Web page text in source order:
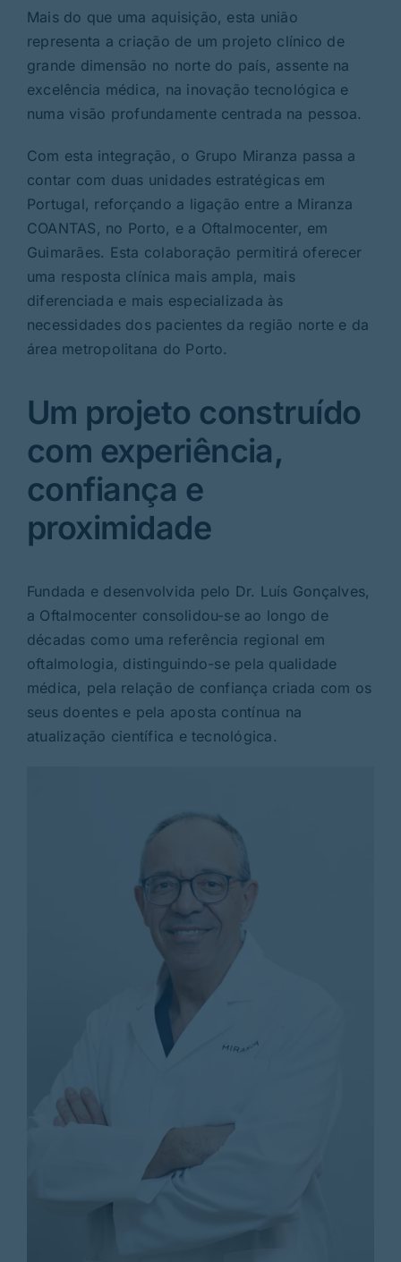
Mais do que uma aquisição, esta união
representa a criação de um projeto clínico de
grande dimensão no norte do país, assente na
excelência médica, na inovação tecnológica e
numa visão profundamente centrada na pessoa.
Com esta integração, o Grupo Miranza passa a
contar com duas unidades estratégicas em
Portugal, reforçando a ligação entre a Miranza
COANTAS, no Porto, e a Oftalmocenter, em
Guimarães. Esta colaboração permitirá oferecer
uma resposta clínica mais ampla, mais
diferenciada e mais especializada às
necessidades dos pacientes da região norte e da
área metropolitana do Porto.
Um projeto construído
com experiência,
confiança e
proximidade
Fundada e desenvolvida pelo Dr. Luís Gonçalves,
a Oftalmocenter consolidou-se ao longo de
décadas como uma referência regional em
oftalmologia, distinguindo-se pela qualidade
médica, pela relação de confiança criada com os
seus doentes e pela aposta contínua na
atualização científica e tecnológica.